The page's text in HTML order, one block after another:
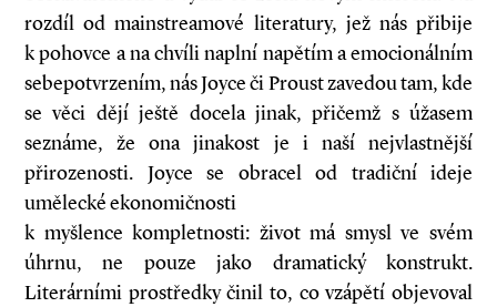
rozdíl od mainstreamové literatury, jež nás přibije
k pohovce a na chvíli naplní napětím a emocionálním
sebepotvrzením, nás Joyce či Proust zavedou tam, kde
se věci dějí ještě docela jinak, přičemž s úžasem
seznáme, že ona jinakost je i naší nejvlastnější
přirozenosti. Joyce se obracel od tradiční ideje
umělecké ekonomičnosti
k myšlence kompletnosti: život má smysl ve svém
úhrnu, ne pouze jako dramatický konstrukt.
Literárními prostředky činil to, co vzápětí objevoval